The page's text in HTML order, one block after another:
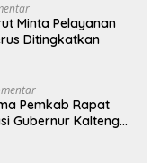
Minta Pelayanan
Ditingkatkan
Pemkab Rapat
Gubernur Kalteng